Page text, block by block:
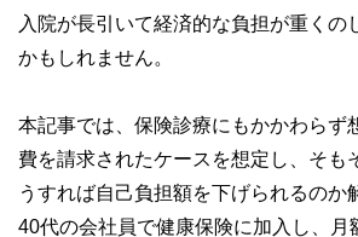
入院が長引いて経済的な負担が重くの
かもしれません。
本記事では、保険診療にもかかわらず
費を請求されたケースを想定し、そも
うすれば自己負担額を下げられるのか
40代の会社員で健康保険に加入し、月